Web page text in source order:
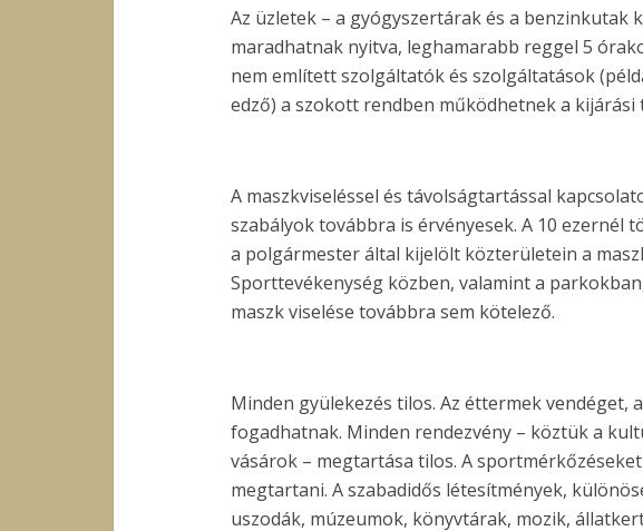
Az üzletek – a gyógyszertárak és a benzinkutak
maradhatnak nyitva, leghamarabb reggel 5
nem említett szolgáltatók és szolgáltatások
edző) a szokott rendben működhetnek a kijárási
A maszkviseléssel és távolságtartással
szabályok továbbra is érvényesek. A 10 ezernél
a polgármester által kijelölt közterületein a
Sporttevékenység közben, valamint a
maszk viselése továbbra sem kötelező.
Minden gyülekezés tilos. Az éttermek vendéget,
fogadhatnak. Minden rendezvény – köztük a
vásárok – megtartása tilos. A
megtartani. A szabadidős létesítmények,
uszodák, múzeumok, könyvtárak, mozik,